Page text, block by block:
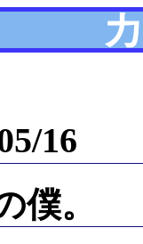
16
僕。